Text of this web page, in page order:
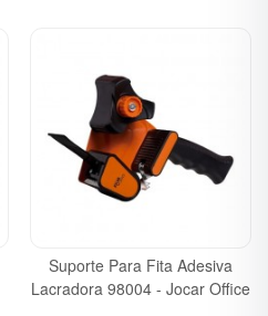
Suporte Para Fita Adesiva
Lacradora 98004 - Jocar Office